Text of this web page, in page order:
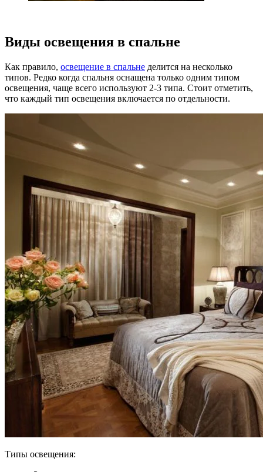
Виды освещения в спальне
Как правило, освещение в спальне делится на несколько
типов. Редко когда спальня оснащена только одним типом
освещения, чаще всего используют 2-3 типа. Стоит отметить,
что каждый тип освещения включается по отдельности.
Типы освещения: